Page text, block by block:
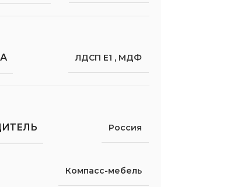
ЛДСП Е1 , МДФ
Россия
Компасс-мебель